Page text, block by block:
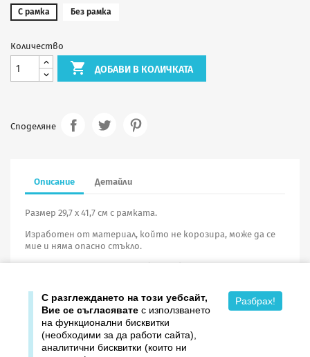
С рамка Без рамка
Количество
 ДОБАВИ В КОЛИЧКАТА
Споделяне
Описание Детайли
Размер 29,7 х 41,7 см с рамката.
Изработен от материал, който не корозира, може да се
мие и няма опасно стъкло.
С разглеждането на този уебсайт,
Вие се съгласявате с използването
на функционални бисквитки
(необходими за да работи сайта),
аналитични бисквитки (които ни
Разбрах!